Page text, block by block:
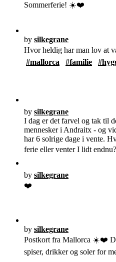
Sommerferie! ☀️❤️
by silkegrane
Hvor heldig har man lov at
#mallorca
#familie
by silkegrane
I dag er det farvel og tak til
mennesker i Andraitx - og
har 6 solrige dage i vente.
ferie eller venter I lidt
by silkegrane
❤️
by silkegrane
Postkort fra Mallorca ☀️❤️
spiser, drikker og soler for